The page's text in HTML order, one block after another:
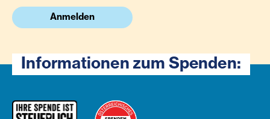
Anmelden
Informationen zum Spenden: